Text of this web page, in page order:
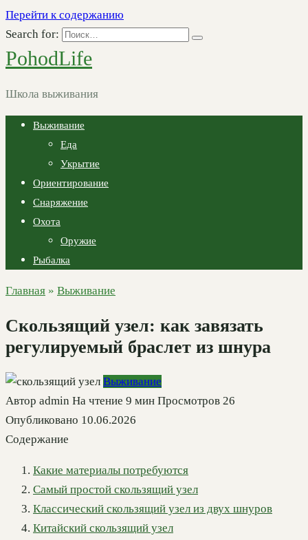
Перейти к содержанию
Search for:
PohodLife
Школа выживания
Выживание
Еда
Укрытие
Ориентирование
Снаряжение
Охота
Оружие
Рыбалка
Главная » Выживание
Скользящий узел: как завязать
регулируемый браслет из шнура
Выживание
Автор admin На чтение 9 мин Просмотров 26
Опубликовано 10.06.2026
Содержание
Какие материалы потребуются
Самый простой скользящий узел
Классический скользящий узел из двух шнуров
Китайский скользящий узел